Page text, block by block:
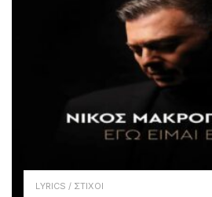
LYRICS / ΣΤΙΧΟΙ